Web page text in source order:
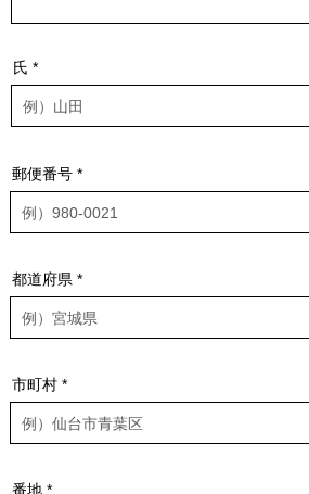
氏
郵便番号
都道府県
市町村
番地